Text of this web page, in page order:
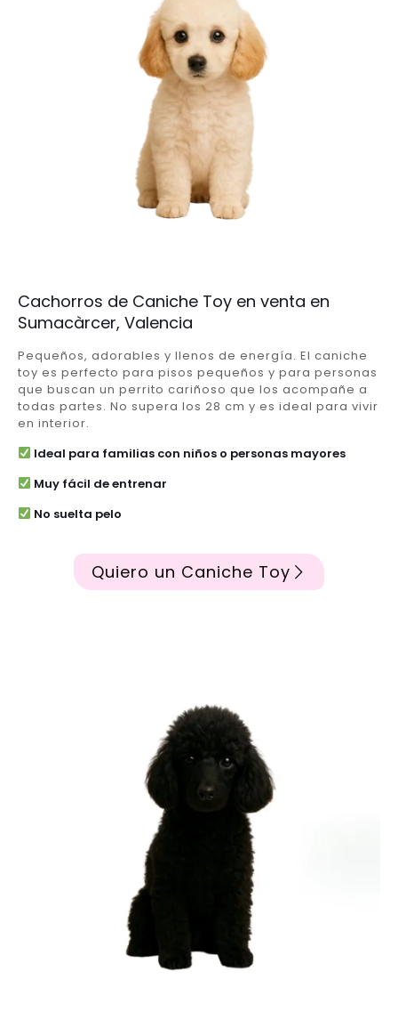
Cachorros de Caniche Toy en venta en
Sumacàrcer, Valencia
Pequeños, adorables y llenos de energía. El caniche
toy es perfecto para pisos pequeños y para personas
que buscan un perrito cariñoso que los acompañe a
todas partes. No supera los 28 cm y es ideal para vivir
en interior.
Ideal para familias con niños o personas mayores
Muy fácil de entrenar
No suelta pelo
Quiero un Caniche Toy